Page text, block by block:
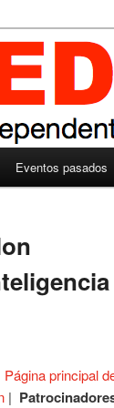
Eventos pasados
Página principal
|